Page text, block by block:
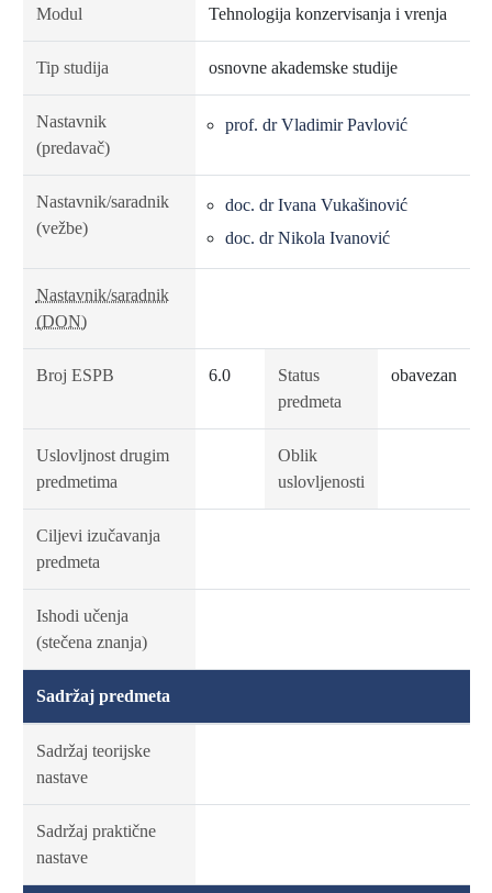
Modul Tehnologija konzervisanja i vrenja
Tip studija osnovne akademske studije
Nastavnik
(predavač)
prof. dr Vladimir Pavlović
Nastavnik/saradnik
(vežbe)
doc. dr Ivana Vukašinović
doc. dr Nikola Ivanović
Nastavnik/saradnik
(DON)
Broj ESPB 6.0
Status
predmeta
obavezan
Uslovljnost drugim
predmetima
Oblik
uslovljenosti
Ciljevi izučavanja
predmeta
Ishodi učenja
(stečena znanja)
Sadržaj predmeta
Sadržaj teorijske
nastave
Sadržaj praktične
nastave